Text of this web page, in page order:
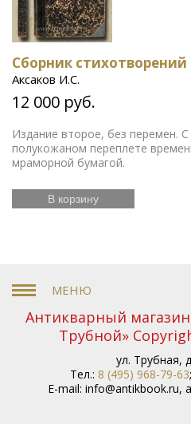
Сборник
Аксаков И.С.
12 000 руб.
Издание второе, без перемен.
полукожаном переплете
мраморной бумагой.
В корзину
Антикварный
Трубной»
ул. Трубная,
Тел.: 8 (495) 968-79-63;
E-mail: info@antikbook.ru,